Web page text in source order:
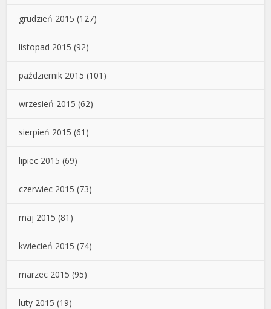
grudzień 2015 (127)
listopad 2015 (92)
październik 2015 (101)
wrzesień 2015 (62)
sierpień 2015 (61)
lipiec 2015 (69)
czerwiec 2015 (73)
maj 2015 (81)
kwiecień 2015 (74)
marzec 2015 (95)
luty 2015 (19)